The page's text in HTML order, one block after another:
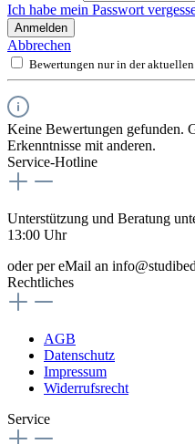
Ich habe mein Passwort
Anmelden
Abbrechen
Bewertungen nur in der aktuellen
Keine Bewertungen gefunden.
Erkenntnisse mit anderen.
Service-Hotline
Unterstützung und Beratung
13:00 Uhr
oder per eMail an
Rechtliches
AGB
Datenschutz
Impressum
Widerrufsrecht
Service